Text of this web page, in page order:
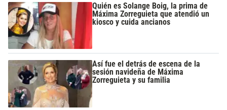
Quién es Solange Boig, la prima de
Máxima Zorreguieta que atendió un
kiosco y cuida ancianos
Así fue el detrás de escena de la
sesión navideña de Máxima
Zorreguieta y su familia